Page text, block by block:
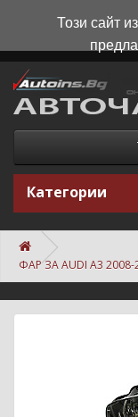
Категории
ФАР ЗА AUDI A3
Този сайт